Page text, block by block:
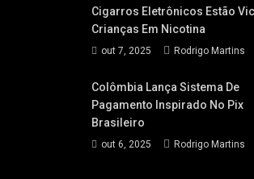
Cigarros Eletrônicos Estão
Crianças Em Nicotina
out 7, 2025 Rodrigo Martins
Colômbia Lança Sistema De
Pagamento Inspirado No Pix
Brasileiro
out 6, 2025 Rodrigo Martins